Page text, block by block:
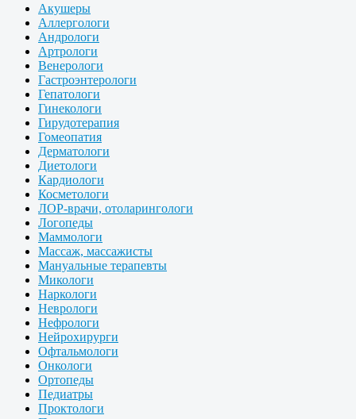
Акушеры
Аллергологи
Андрологи
Артрологи
Венерологи
Гастроэнтерологи
Гепатологи
Гинекологи
Гирудотерапия
Гомеопатия
Дерматологи
Диетологи
Кардиологи
Косметологи
ЛОР-врачи, отоларингологи
Логопеды
Маммологи
Массаж, массажисты
Мануальные терапевты
Микологи
Наркологи
Неврологи
Нефрологи
Нейрохирурги
Офтальмологи
Онкологи
Ортопеды
Педиатры
Проктологи